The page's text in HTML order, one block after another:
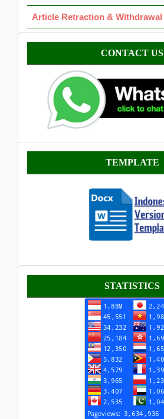
Article Retraction & Withdrawal
Contact CONTACT US
Template TEMPLATE
Statistik STATISTICS